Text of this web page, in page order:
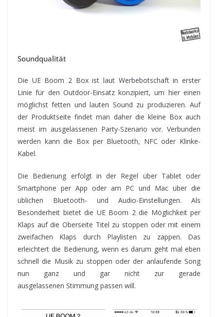
Soundqualität
Die UE Boom 2 Box ist laut Werbebotschaft in erster
Linie für den Outdoor-Einsatz konzipiert, um hier einen
möglichst fetten und lauten Sound zu produzieren. Auf
der Produktseite findet man daher die kleine Box auch
meist im ausgelassenen Party-Szenario vor. Verbunden
werden kann die Box per Bluetooth, NFC oder Klinke-
Kabel.
Die Bedienung erfolgt in der Regel über Tablet oder
Smartphone per App oder am PC und Mac über die
üblichen Bluetooth- und Audio-Einstellungen. Als
Besonderheit bietet die UE Boom 2 die Möglichkeit per
Klaps auf die Oberseite Titel zu stoppen oder mit einem
zweifachen Klaps durch Playlisten zu zappen. Das
erleichtert die Bedienung, wenn es darum geht mal eben
schnell die Musik zu stoppen oder der anlaufende Song
nun ganz und gar nicht zur gerade
ausgelassenen Stimmung passen will.